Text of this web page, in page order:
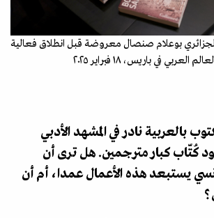
بوعلام صنصال معروضة قبل انطلاق فعالية
في باريس، ١٨ فبراير ٢٠٢٥
بالعربية نادر في المشهد الأدبي
كُتّاب كبار مترجمين. هل ترى أن
يستبعد هذه الأعمال عمدا، أم أن